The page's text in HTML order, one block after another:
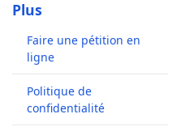
Plus
Faire une pétition en
ligne
Politique de
confidentialité